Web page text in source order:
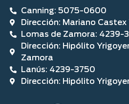
Canning: 5075-0600
Dirección: Mariano Castex
Lomas de Zamora: 4239-
Dirección: Hipólito
Zamora
Lanús: 4239-3750
Dirección: Hipólito